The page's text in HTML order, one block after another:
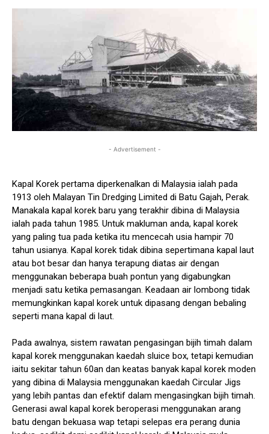
- Advertisement -
Kapal Korek pertama diperkenalkan di Malaysia ialah pada
1913 oleh Malayan Tin Dredging Limited di Batu Gajah, Perak.
Manakala kapal korek baru yang terakhir dibina di Malaysia
ialah pada tahun 1985. Untuk makluman anda, kapal korek
yang paling tua pada ketika itu mencecah usia hampir 70
tahun usianya. Kapal korek tidak dibina sepertimana kapal laut
atau bot besar dan hanya terapung diatas air dengan
menggunakan beberapa buah pontun yang digabungkan
menjadi satu ketika pemasangan. Keadaan air lombong tidak
memungkinkan kapal korek untuk dipasang dengan bebaling
seperti mana kapal di laut.
Pada awalnya, sistem rawatan pengasingan bijih timah dalam
kapal korek menggunakan kaedah sluice box, tetapi kemudian
iaitu sekitar tahun 60an dan keatas banyak kapal korek moden
yang dibina di Malaysia menggunakan kaedah Circular Jigs
yang lebih pantas dan efektif dalam mengasingkan bijih timah.
Generasi awal kapal korek beroperasi menggunakan arang
batu dengan bekuasa wap tetapi selepas era perang dunia